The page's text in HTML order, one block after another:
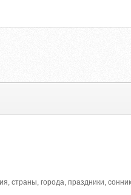
страны, города, праздники,